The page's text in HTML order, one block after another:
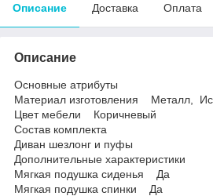
Описание Доставка Оплата
Описание
Основные атрибуты
Материал изготовления Металл,
Цвет мебели Коричневый
Состав комплекта
Диван шезлонг и пуфы
Дополнительные характеристики
Мягкая подушка сиденья Да
Мягкая подушка спинки Да